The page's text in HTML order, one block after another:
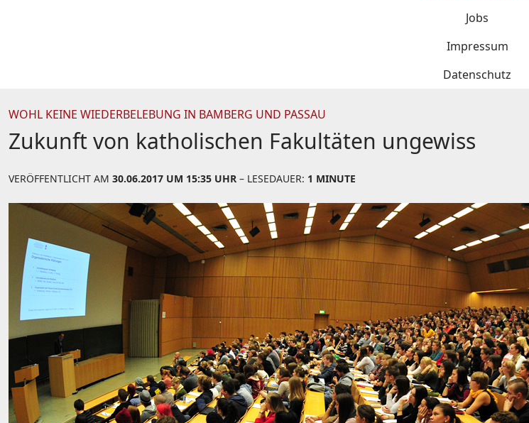
Jobs
Impressum
Datenschutz
WOHL KEINE WIEDERBELEBUNG IN BAMBERG UND PASSAU
Zukunft von katholischen Fakultäten ungewiss
VERÖFFENTLICHT AM 30.06.2017 UM 15:35 UHR – LESEDAUER: 1 MINUTE